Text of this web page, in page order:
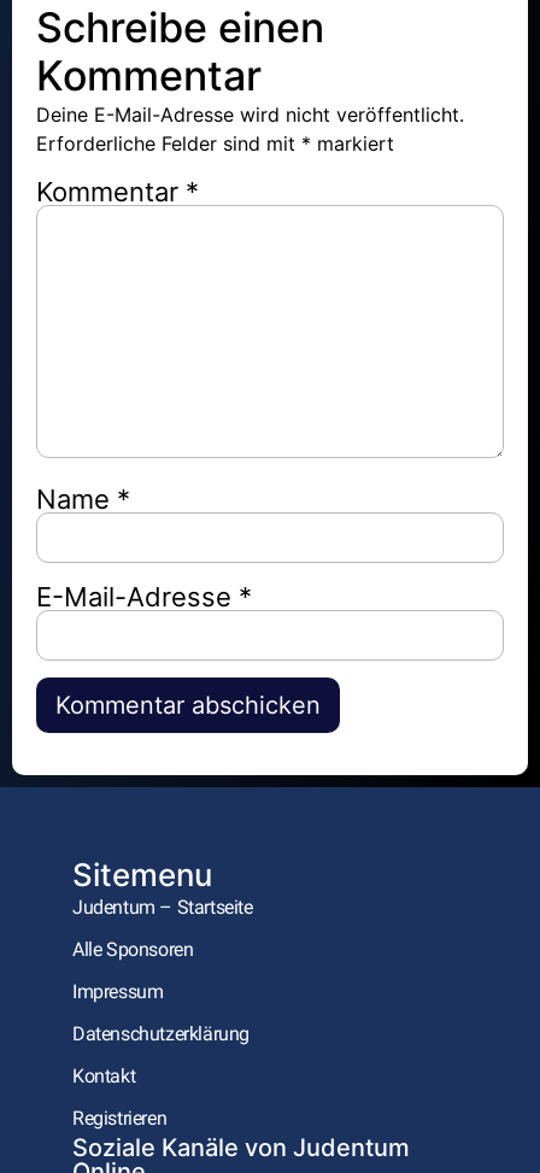
Schreibe einen
Kommentar
Deine E-Mail-Adresse wird nicht veröffentlicht.
Erforderliche Felder sind mit * markiert
Kommentar *
Name *
E-Mail-Adresse *
Alternative:
Sitemenu
Judentum – Startseite
Alle Sponsoren
Impressum
Datenschutzerklärung
Kontakt
Registrieren
Soziale Kanäle von Judentum